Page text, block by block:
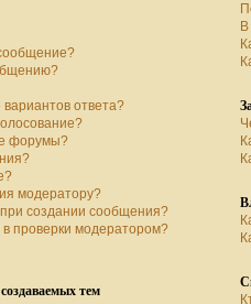
ответа?
форумы?
модератору?
создании сообщения?
проверки модератором?
тем